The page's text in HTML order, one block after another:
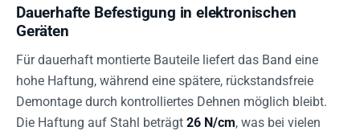
Dauerhafte Befestigung in elektronischen
Geräten
Für dauerhaft montierte Bauteile liefert das Band eine
hohe Haftung, während eine spätere, rückstandsfreie
Demontage durch kontrolliertes Dehnen möglich bleibt.
Die Haftung auf Stahl beträgt 26 N/cm, was bei vielen